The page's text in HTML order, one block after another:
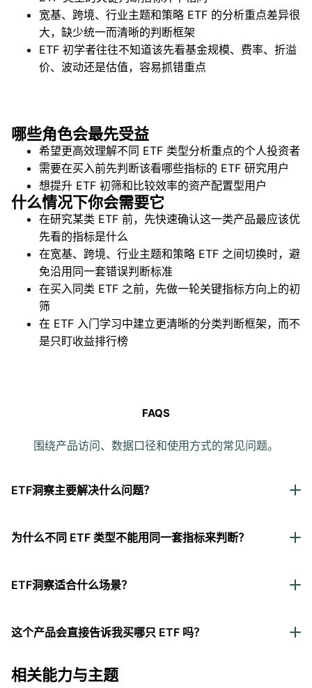
宽基、跨境、行业主题和策略 ETF 的分析重点差异很
大，缺少统一而清晰的判断框架
ETF 初学者往往不知道该先看基金规模、费率、折溢
价、波动还是估值，容易抓错重点
哪些角色会最先受益
希望更高效理解不同 ETF 类型分析重点的个人投资者
需要在买入前先判断该看哪些指标的 ETF 研究用户
想提升 ETF 初筛和比较效率的资产配置型用户
什么情况下你会需要它
在研究某类 ETF 前，先快速确认这一类产品最应该优
先看的指标是什么
在宽基、跨境、行业主题和策略 ETF 之间切换时，避
免沿用同一套错误判断标准
在买入同类 ETF 之前，先做一轮关键指标方向上的初
筛
在 ETF 入门学习中建立更清晰的分类判断框架，而不
是只盯收益排行榜
FAQS
围绕产品访问、数据口径和使用方式的常见问题。
ETF洞察主要解决什么问题？
为什么不同 ETF 类型不能用同一套指标来判断？
ETF洞察适合什么场景？
这个产品会直接告诉我买哪只 ETF 吗？
相关能力与主题